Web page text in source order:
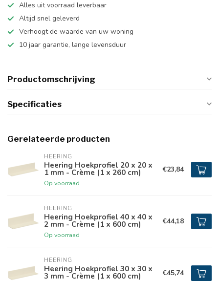
Alles uit voorraad leverbaar
Altijd snel geleverd
Verhoogt de waarde van uw woning
10 jaar garantie, lange levensduur
Productomschrijving
Specificaties
Gerelateerde producten
HEERING
Heering Hoekprofiel 20 x 20 x
1 mm - Crème (1 x 260 cm)
Op voorraad
€23,84
HEERING
Heering Hoekprofiel 40 x 40 x
2 mm - Crème (1 x 600 cm)
Op voorraad
€44,18
HEERING
Heering Hoekprofiel 30 x 30 x
3 mm - Crème (1 x 600 cm) €45,74